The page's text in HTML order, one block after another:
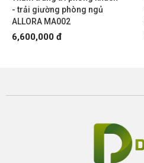
- trải giường phòng ngủ
ALLORA MA002
6,600,000 đ